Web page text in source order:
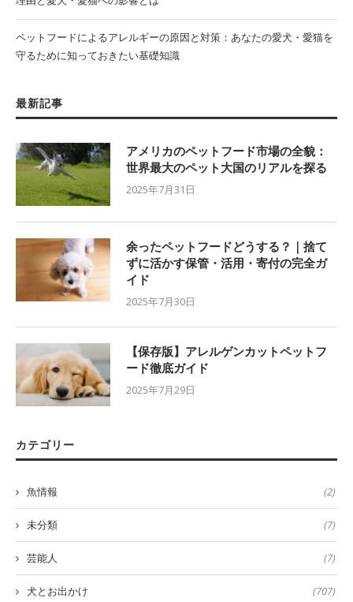
ペットフードによるアレルギーの原因と対策：あなたの愛犬・愛猫を
守るために知っておきたい基礎知識
最新記事
アメリカのペットフード市場の全貌：
世界最大のペット大国のリアルを探る
2025年7月31日
余ったペットフードどうする？｜捨て
ずに活かす保管・活用・寄付の完全ガ
イド
2025年7月30日
【保存版】アレルゲンカットペットフ
ード徹底ガイド
2025年7月29日
カテゴリー
魚情報 (2)
未分類 (7)
芸能人 (7)
犬とお出かけ (707)